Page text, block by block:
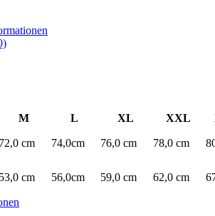
M L XL XXL
72,0 cm 74,0cm 76,0 cm 78,0 cm
53,0 cm 56,0cm 59,0 cm 62,0 cm